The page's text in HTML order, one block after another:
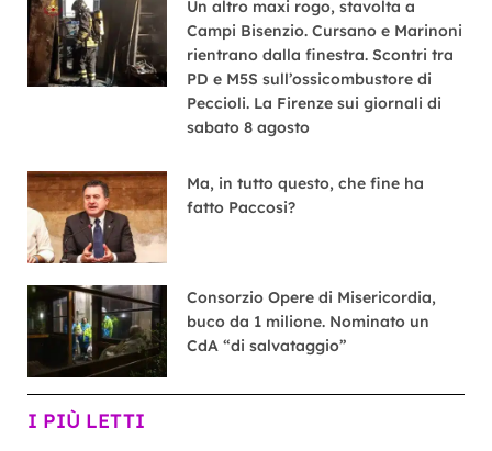
Un altro maxi rogo, stavolta a
Campi Bisenzio. Cursano e Marinoni
rientrano dalla finestra. Scontri tra
PD e M5S sull’ossicombustore di
Peccioli. La Firenze sui giornali di
sabato 8 agosto
Ma, in tutto questo, che fine ha
fatto Paccosi?
Consorzio Opere di Misericordia,
buco da 1 milione. Nominato un
CdA “di salvataggio”
I PIÙ LETTI